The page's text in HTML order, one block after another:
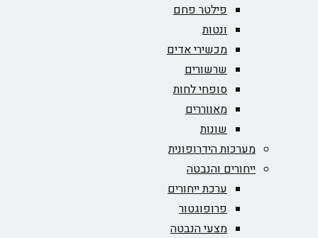
פילטר פחם
ונטות
מכשירי אדים
שרשורים
סופחי לחות
מאווררים
שונות
מערכות הידרופונית
ייחורים והנבטה
ערכת ייחורים
פרופוגטור
מצעי הנבטה